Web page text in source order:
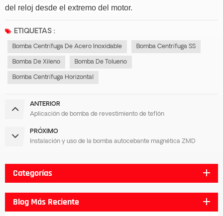
del reloj desde el extremo del motor.
ETIQUETAS :
Bomba Centrífuga De Acero Inoxidable Bomba Centrífuga SS
Bomba De Xileno Bomba De Tolueno
Bomba Centrífuga Horizontal
ANTERIOR
Aplicación de bomba de revestimiento de teflón
PRÓXIMO
Instalación y uso de la bomba autocebante magnética ZMD
Categorías
Blog Más Reciente